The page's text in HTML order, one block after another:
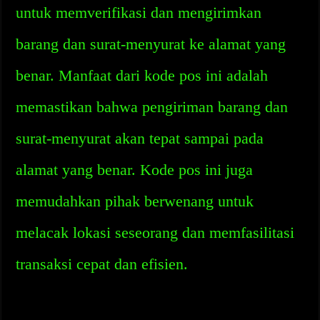
untuk memverifikasi dan mengirimkan
barang dan surat-menyurat ke alamat yang
benar. Manfaat dari kode pos ini adalah
memastikan bahwa pengiriman barang dan
surat-menyurat akan tepat sampai pada
alamat yang benar. Kode pos ini juga
memudahkan pihak berwenang untuk
melacak lokasi seseorang dan memfasilitasi
transaksi cepat dan efisien.